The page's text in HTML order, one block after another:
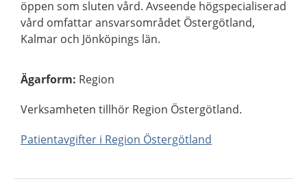
öppen som sluten vård. Avseende högspecialiserad
vård omfattar ansvarsområdet Östergötland,
Kalmar och Jönköpings län.
Ägarform: Region
Verksamheten tillhör Region Östergötland.
Patientavgifter i Region Östergötland